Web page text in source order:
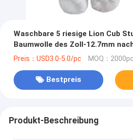
Waschbare 5 riesige Lion Cub
Baumwolle des Zoll-12.7mm
Preis：USD3.0-5.0/pc MOQ：
Bestpreis
Produkt-Beschreibung